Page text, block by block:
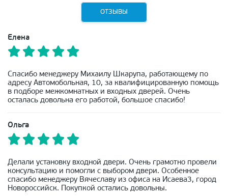
ОТЗЫВЫ
Елена
Спасибо менеджеру Михаилу Шкарупа, работающему по
адресу Автомобольная, 10, за квалифицированную помощь
в подборе межкомнатных и входных дверей. Очень
осталась довольна его работой, большое спасибо!
Ольга
Делали установку входной двери. Очень грамотно провели
консультацию и помогли с выбором двери. Особенное
спасибо менеджеру Вячеславу из офиса на Исаева3, город
Новороссийск. Покупкой остались довольны.